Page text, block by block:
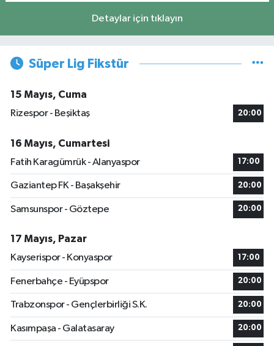
Detaylar için tıklayın
Süper Lig Fikstür
15 Mayıs, Cuma
Rizespor - Beşiktaş
20:00
16 Mayıs, Cumartesi
Fatih Karagümrük - Alanyaspor
17:00
Gaziantep FK - Başakşehir 20:00
Samsunspor - Göztepe 20:00
17 Mayıs, Pazar
Kayserispor - Konyaspor
17:00
Fenerbahçe - Eyüpspor 20:00
Trabzonspor - Gençlerbirliği S.K. 20:00
Kasımpaşa - Galatasaray 20:00